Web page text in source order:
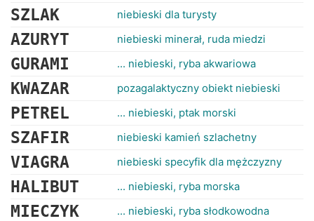
SZLAK niebieski dla turysty
AZURYT niebieski minerał, ruda miedzi
GURAMI ... niebieski, ryba akwariowa
KWAZAR pozagalaktyczny obiekt niebieski
PETREL ... niebieski, ptak morski
SZAFIR niebieski kamień szlachetny
VIAGRA niebieski specyfik dla mężczyzny
HALIBUT ... niebieski, ryba morska
MIECZYK ... niebieski, ryba słodkowodna